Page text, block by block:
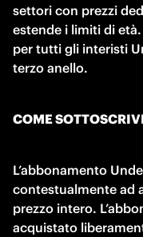
settori con prezzi
estende i limiti di
per tutti gli interisti
terzo anello.
COME
L’abbonamento
contestualmente ad
prezzo intero.
acquistato